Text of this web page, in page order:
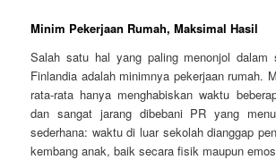
Minim Pekerjaan Rumah, Maksimal Hasil
Salah satu hal yang paling menonjol dalam
Finlandia adalah minimnya pekerjaan rumah.
rata-rata hanya menghabiskan waktu
dan sangat jarang dibebani PR yang
sederhana: waktu di luar sekolah dianggap
kembang anak, baik secara fisik maupun